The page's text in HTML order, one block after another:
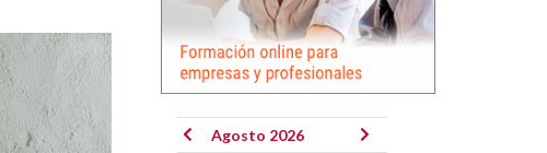
Agosto 2026